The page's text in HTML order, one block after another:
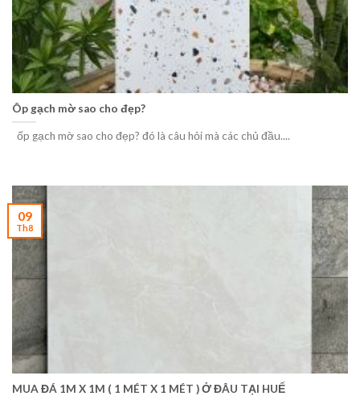
Ôp gạch mờ sao cho đẹp?
ốp gạch mờ sao cho đẹp? đó là câu hỏi mà các chủ đầu....
MUA ĐÁ 1M X 1M ( 1 MÉT X 1 MÉT ) Ở ĐÂU TẠI HUẾ
09
Th8